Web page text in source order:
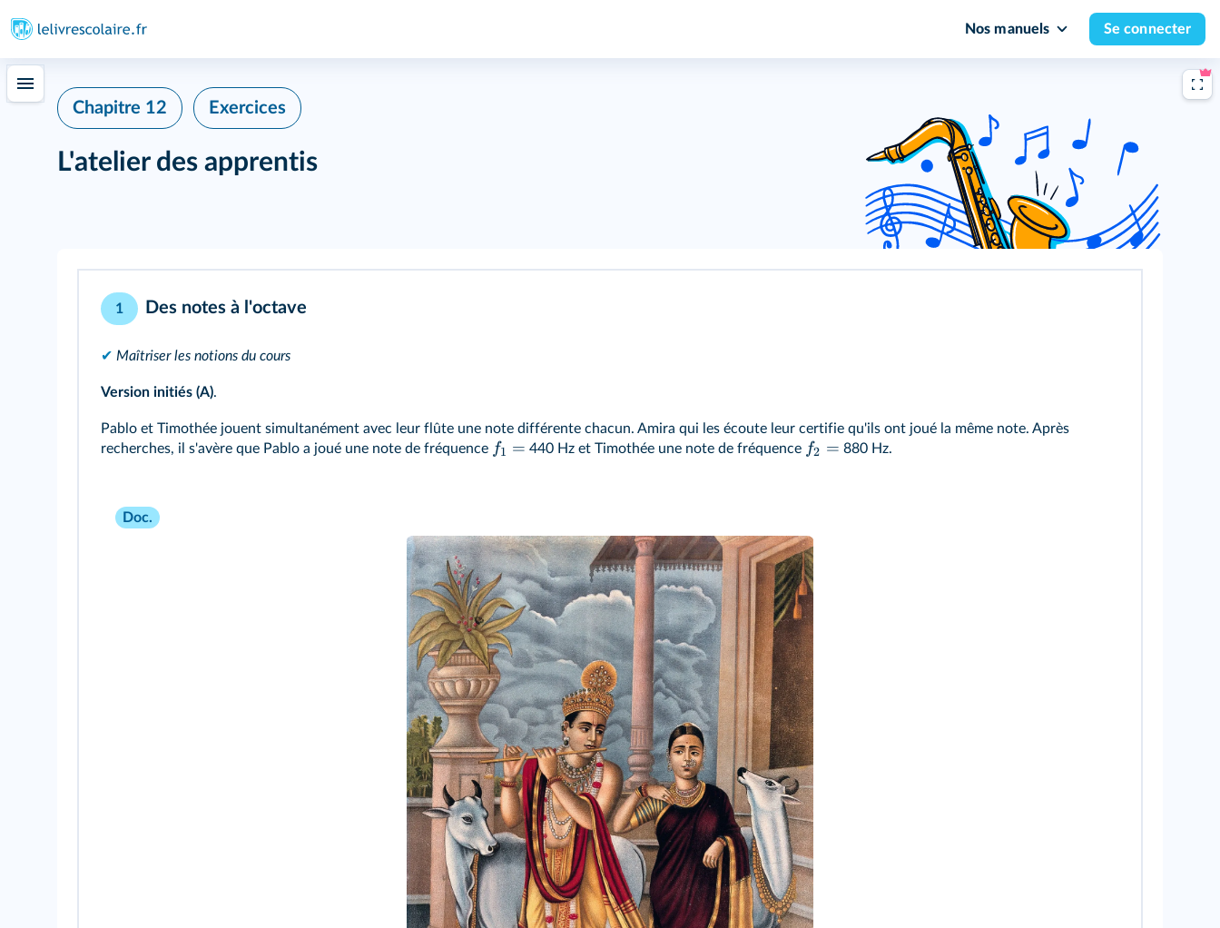
Nos manuels Se connecter
Chapitre 12 Exercices
L'atelier des apprentis
1 Des notes à l'octave
✔ Maîtriser les notions du cours
Version initiés (A).
Pablo et Timothée jouent simultanément avec leur flûte une note différente chacun. Amira qui les écoute leur certifie qu'ils ont joué la même note. Après
recherches, il s'avère que Pablo a joué une note de fréquence f1 = 440 Hz et Timothée une note de fréquence f2 = 880 Hz.
Doc.